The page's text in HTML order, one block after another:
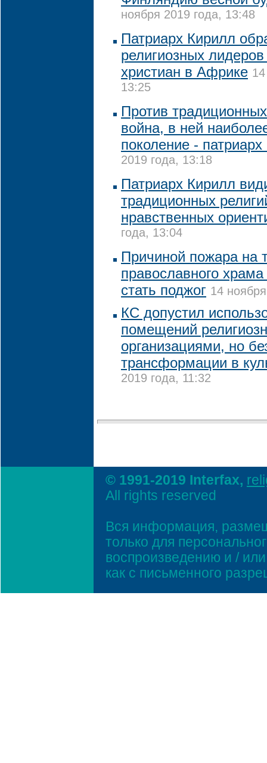
ноября 2019 года, 13:48
Патриарх Кирилл
религиозных
христиан в Африке
13:25
Против
война, в ней
поколение -
2019 года, 13:18
Патриарх Кирилл
традиционных
нравственных
года, 13:04
Причиной пожара на
православного
стать поджог 14
КС допустил
помещений
организациями, но
трансформации в
2019 года, 11:32
© 1991-2019 Interfax,
All rights reserved
Вся информация,
только для
воспроизведению и /
как с письменного